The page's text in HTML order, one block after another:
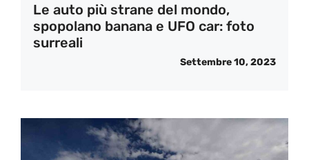
Le auto più strane del mondo,
spopolano banana e UFO car: foto
surreali
Settembre 10, 2023